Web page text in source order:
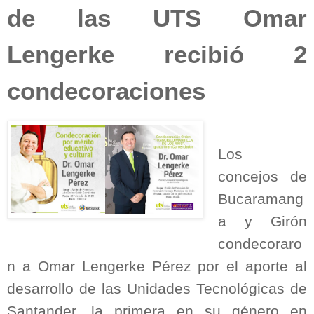
de las UTS Omar
Lengerke recibió 2
condecoraciones
Los
concejos de
Bucaramang
a y Girón
condecoraro
n a Omar Lengerke Pérez por el aporte al
desarrollo de las Unidades Tecnológicas de